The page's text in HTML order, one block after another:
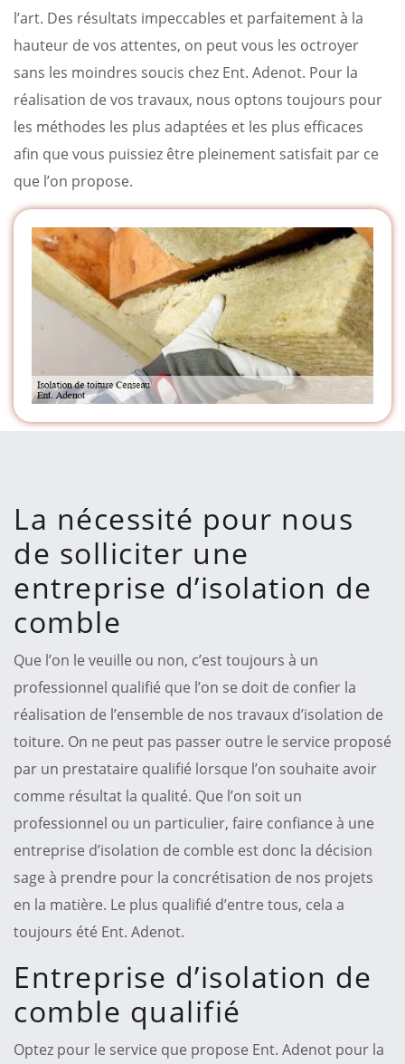
l’art. Des résultats impeccables et parfaitement à la
hauteur de vos attentes, on peut vous les octroyer
sans les moindres soucis chez Ent. Adenot. Pour la
réalisation de vos travaux, nous optons toujours pour
les méthodes les plus adaptées et les plus efficaces
afin que vous puissiez être pleinement satisfait par ce
que l’on propose.
La nécessité pour nous
de solliciter une
entreprise d’isolation de
comble
Que l’on le veuille ou non, c’est toujours à un
professionnel qualifié que l’on se doit de confier la
réalisation de l’ensemble de nos travaux d’isolation de
toiture. On ne peut pas passer outre le service proposé
par un prestataire qualifié lorsque l’on souhaite avoir
comme résultat la qualité. Que l’on soit un
professionnel ou un particulier, faire confiance à une
entreprise d’isolation de comble est donc la décision
sage à prendre pour la concrétisation de nos projets
en la matière. Le plus qualifié d’entre tous, cela a
toujours été Ent. Adenot.
Entreprise d’isolation de
comble qualifié
Optez pour le service que propose Ent. Adenot pour la